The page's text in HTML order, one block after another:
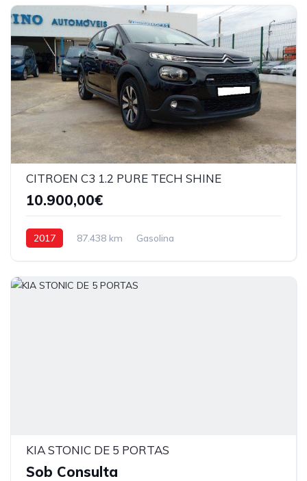
CITROEN C3 1.2 PURE TECH SHINE
10.900,00€
2017 87.438 km Gasolina
KIA STONIC DE 5 PORTAS
Sob Consulta